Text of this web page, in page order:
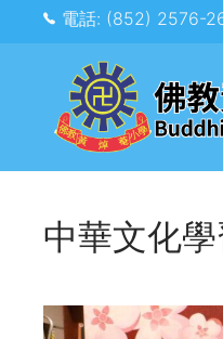
電話: (852) 2576-
中華文化學